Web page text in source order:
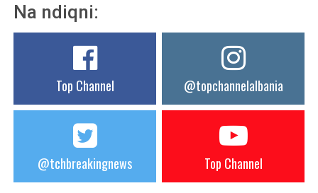
Na ndiqni:
Top Channel @topchannelalbania
@tchbreakingnews Top Channel